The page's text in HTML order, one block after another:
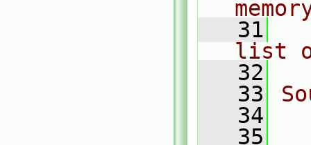
   31
list
   32
   33
   34
   35